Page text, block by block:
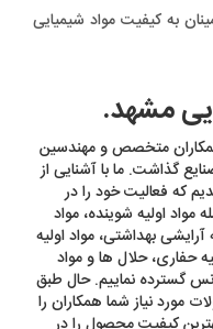
به کیفیت مواد شیمیایی
مشهد.
متخصص و مهندسین
گذاشت. ما با آشنایی از
که فعالیت خود را در
مواد اولیه شوینده، مواد
آرایشی بهداشتی، مواد اولیه
حفاری، حلال ها و مواد
گسترده نماییم. حال طبق
مورد نیاز شما همکاران را